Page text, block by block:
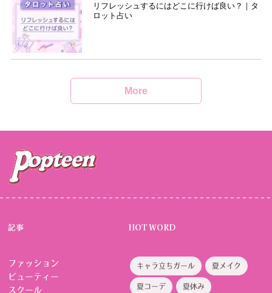
リフレッシュするにはどこに行けば良い？｜タ
ロット占い
More
記事
ファッション
ビューティー
スクール
HOT WORD
キャラ立ちガール 夏メイク
夏コーデ 夏休み